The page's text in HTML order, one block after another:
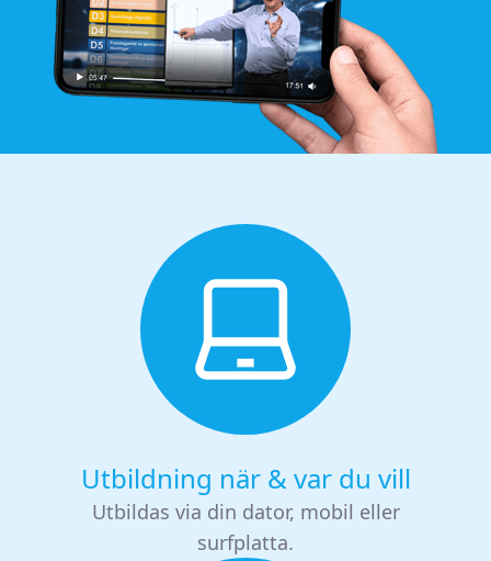
Utbildning när & var du vill
Utbildas via din dator, mobil eller
surfplatta.